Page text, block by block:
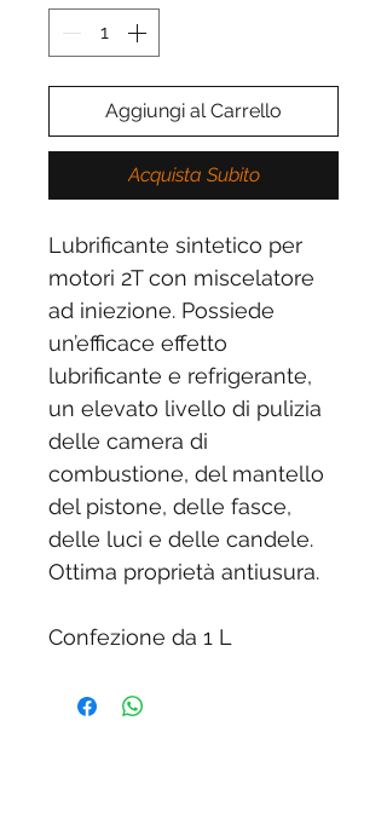
Aggiungi al Carrello
Acquista Subito
Lubrificante sintetico per
motori 2T con miscelatore
ad iniezione. Possiede
un’efficace effetto
lubrificante e refrigerante,
un elevato livello di pulizia
delle camera di
combustione, del mantello
del pistone, delle fasce,
delle luci e delle candele.
Ottima proprietà antiusura.
Confezione da 1 L